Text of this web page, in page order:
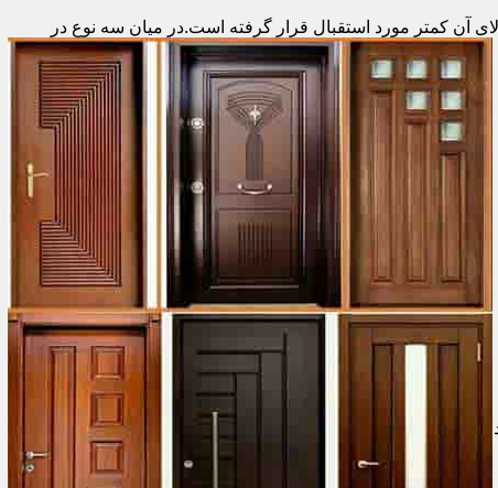
آن کمتر مورد استقبال قرار گرفته است.در میان سه نوع در